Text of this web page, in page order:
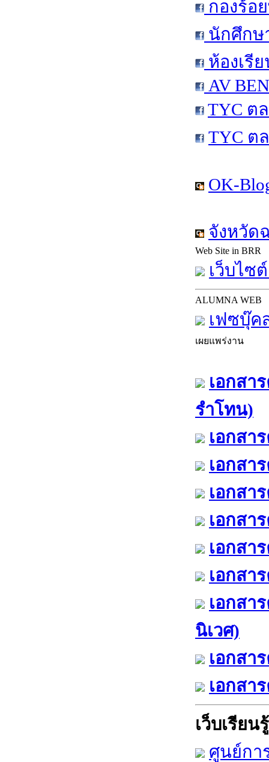
กองร้อ
นักศึกษ
ห้องเรี
AV
TYC ต
TYC ต
OK-
จังหวัด
Web Site in BRR
เว็บไซ
ALUMNA WEB
เฟซบุ๊ค
เผยแพร่งาน
เอกสา
รำโทน)
เอกสา
เอกสา
เอกสา
เอกสา
เอกสา
เอกสา
เอกสา
นิเวศ)
เอกสา
เอกสา
เว็บเรียนรู้
ศูนย์กา